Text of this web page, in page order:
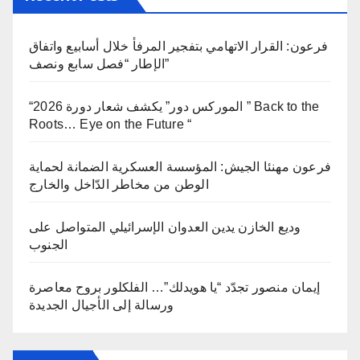
فرعون: القرار الاتهامي بتفجير المرفأ خلال أسابيع واتفاق
الإطار “فصل سابع ونصف”
“الموركس دور” يكشف شعار دورة 2026 ” Back to the
Roots… Eye on the Future “
فرعون مهنئا الجيش: المؤسسة العسكرية الضمانة لحماية
الوطن من مخاطر الدّاخل والخارج
وديع الخازن يدين العدوان الإسرائيلي المتواصل على
الجنوب
إيمان منصور تجدّد “يا هويدلك”… الفلكلور بروح معاصرة
ورسالة إلى الأجيال الجديدة